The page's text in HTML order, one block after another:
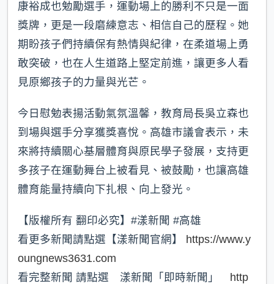
康裕成也勉勵選手，運動場上的勝利不只是一面
獎牌，更是一段磨練意志、相信自己的歷程。她
期盼孩子們持續保有熱情與紀律，在柔道場上勇
敢突破，也在人生道路上堅定前進，讓更多人看
見原鄉孩子的力量與光芒。
今日慰勉表揚活動氣氛溫馨，教育局長吳立森也
到場與選手分享獲獎喜悅。高雄市議會表示，未
來將持續關心基層體育與原民學子發展，支持更
多孩子在運動舞台上被看見、被鼓勵，也讓高雄
體育能量持續向下扎根、向上發光。
【版權所有 翻印必究】#漾新聞 #高雄
看更多新聞請點選【漾新聞官網】 https://www.y
oungnews3631.com
看完整新聞 請點選 漾新聞「即時新聞」 http